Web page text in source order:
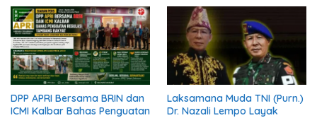
DPP APRI Bersama BRIN dan
ICMI Kalbar Bahas Penguatan
Laksamana Muda TNI (Purn.)
Dr. Nazali Lempo Layak